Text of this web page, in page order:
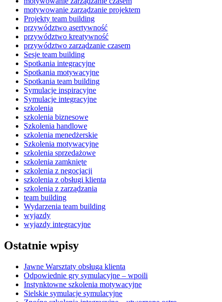
motywowanie zarządzanie projektem
Projekty team building
przywództwo asertywność
przywództwo kreatywność
przywództwo zarządzanie czasem
Sesje team building
Spotkania integracyjne
Spotkania motywacyjne
Spotkania team building
Symulacje inspiracyjne
Symulacje integracyjne
szkolenia
szkolenia biznesowe
Szkolenia handlowe
szkolenia menedżerskie
Szkolenia motywacyjne
szkolenia sprzedażowe
szkolenia zamknięte
szkolenia z negocjacji
szkolenia z obsługi klienta
szkolenia z zarządzania
team building
Wydarzenia team building
wyjazdy
wyjazdy integracyjne
Ostatnie wpisy
Jawne Warsztaty obsługa klienta
Odpowiednie gry symulacyjne – wpoili
Instynktowne szkolenia motywacyjne
Sielskie symulacje symulacyjne